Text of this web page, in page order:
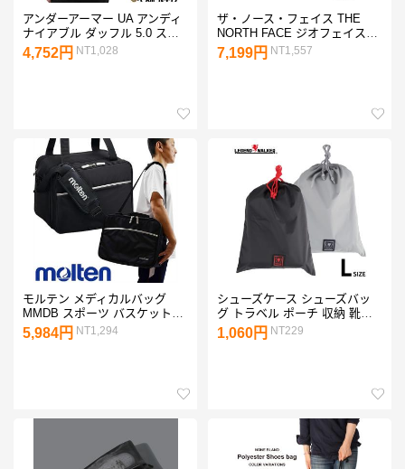
アンダーアーマー UA アンディ
ナイアブル ダッフル 5.0 スモ
ール ボストンバッグ ゲームバ
ッグ 大容量 大型 部活 合宿
4,752円 NT1,028
ザ・ノース・フェイス THE
NORTH FACE ジオフェイスボ
ックストート バッグ ショルダ
ーバッグ トートバッグ ポーチ
7,199円 NT1,557
モルテン メディカルバッグ
MMDB スポーツ バスケットボ
ール バレーボール サッカー フ
ットサル
5,984円 NT1,294
シューズケース シューズバッ
グ トラベル ポーチ 収納 靴入
れ アウトドア 海水浴 プール
旅行 スポーツ 持ち運び 便利 L
1,060円 NT229